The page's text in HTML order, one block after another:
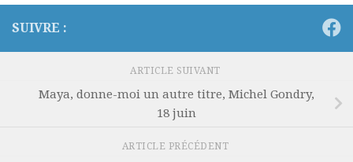
SUIVRE :
ARTICLE SUIVANT
Maya, donne-moi un autre titre, Michel Gondry,
18 juin
ARTICLE PRÉCÉDENT